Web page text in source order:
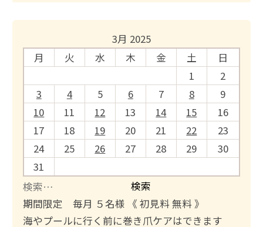
3月 2025
月
火 水 木 金 土
日
1
2
3
4 5 6 7 8
9
10
11 12 13 14 15
16
17
18 19 20 21 22
23
24
25 26 27 28 29
30
31
検
索
:
期間限定 毎月 ５名様 《 初見料 無料 》
海やプールに行く前に巻き爪ケアはできます